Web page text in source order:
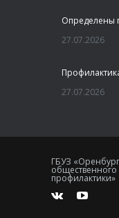
27.07.2026
27.07.2026
Как
20.07.2026
ГБУЗ
профилактики»